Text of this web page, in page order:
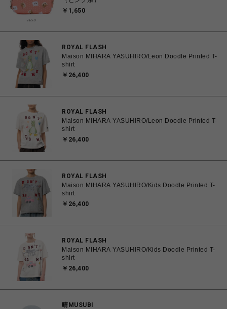
￥1,650
ROYAL FLASH
Maison MIHARA YASUHIRO/Leon Doodle Printed T-
shirt
￥26,400
ROYAL FLASH
Maison MIHARA YASUHIRO/Leon Doodle Printed T-
shirt
￥26,400
ROYAL FLASH
Maison MIHARA YASUHIRO/Kids Doodle Printed T-
shirt
￥26,400
ROYAL FLASH
Maison MIHARA YASUHIRO/Kids Doodle Printed T-
shirt
￥26,400
晴MUSUBI